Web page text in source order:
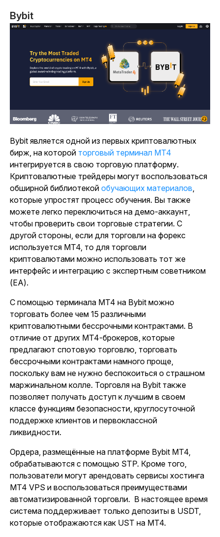
Bybit
Bybit является одной из первых криптовалютных
бирж, на которой торговый терминал MT4
интегрируется в свою торговую платформу.
Криптовалютные трейдеры могут воспользоваться
обширной библиотекой обучающих материалов,
которые упростят процесс обучения. Вы также
можете легко переключиться на демо-аккаунт,
чтобы проверить свои торговые стратегии. С
другой стороны, если для торговли на форекс
используется MT4, то для торговли
криптовалютами можно использовать тот же
интерфейс и интеграцию с экспертным советником
(EA).
С помощью терминала MT4 на Bybit можно
торговать более чем 15 различными
криптовалютными бессрочными контрактами. В
отличие от других MT4-брокеров, которые
предлагают спотовую торговлю, торговать
бессрочными контрактами намного проще,
поскольку вам не нужно беспокоиться о страшном
маржинальном колле. Торговля на Bybit также
позволяет получать доступ к лучшим в своем
классе функциям безопасности, круглосуточной
поддержке клиентов и первоклассной
ликвидности.
Ордера, размещённые на платформе Bybit MT4,
обрабатываются с помощью STP. Кроме того,
пользователи могут арендовать сервисы хостинга
MT4 VPS и воспользоваться преимуществами
автоматизированной торговли. В настоящее время
система поддерживает только депозиты в USDT,
которые отображаются как UST на MT4.